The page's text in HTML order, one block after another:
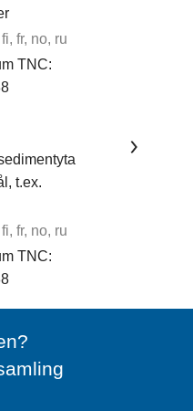
fr, no, ru
TNC:
t.ex.
fr, no, ru
TNC: